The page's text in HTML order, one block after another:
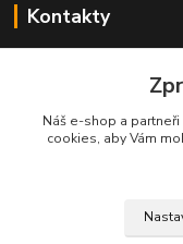
Kontakty
+420
pelant@cgastro.cz
Náš e-shop a
cookies, aby Vám